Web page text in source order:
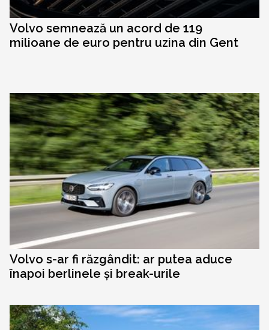
Volvo semnează un acord de 119
milioane de euro pentru uzina din Gent
Volvo s-ar fi răzgândit: ar putea aduce
înapoi berlinele și break-urile